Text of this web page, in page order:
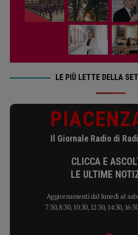
LE PIÙ LETTE DELLA
Il Giornale Radio di
CLICCA E
LE ULTIME
Aggiornamenti dal lunedì al
7:30, 8:30, 10:30, 12:30, 14:30,